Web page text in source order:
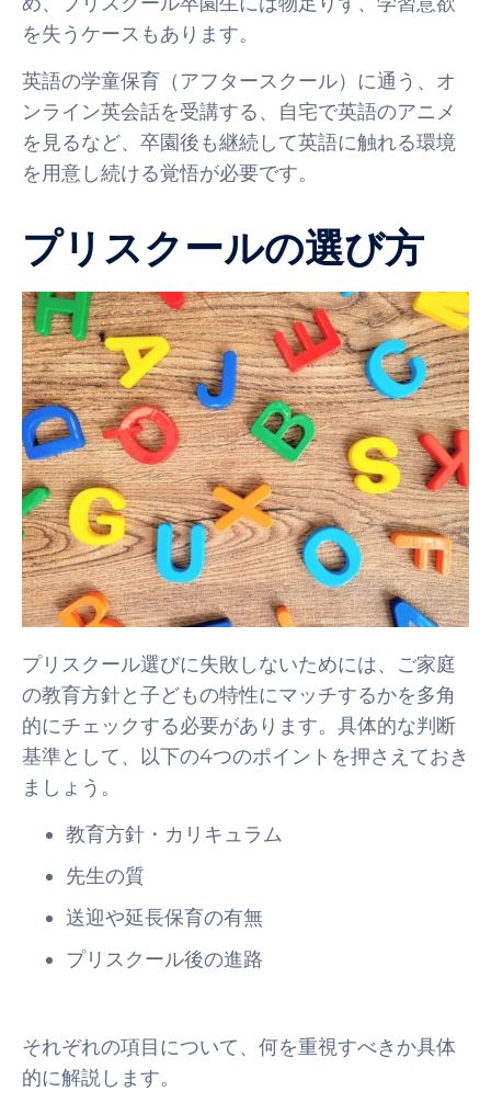
を失うケースもあります。
英語の学童保育（アフタースクール）に通う、オ
ンライン英会話を受講する、自宅で英語のアニメ
を見るなど、卒園後も継続して英語に触れる環境
を用意し続ける覚悟が必要です。
プリスクールの選び方
プリスクール選びに失敗しないためには、ご家庭
の教育方針と子どもの特性にマッチするかを多角
的にチェックする必要があります。具体的な判断
基準として、以下の4つのポイントを押さえておき
ましょう。
教育方針・カリキュラム
先生の質
送迎や延長保育の有無
プリスクール後の進路
それぞれの項目について、何を重視すべきか具体
的に解説します。